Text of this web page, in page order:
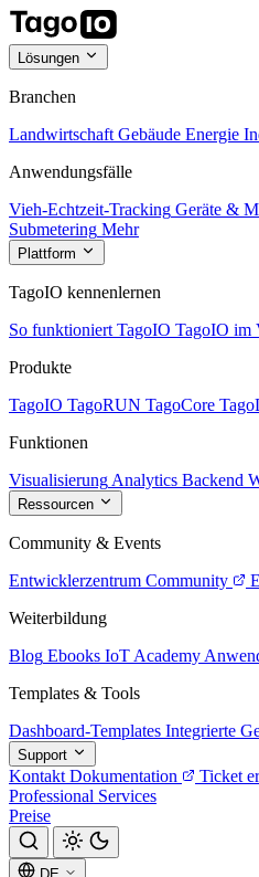
Lösungen
Branchen
Landwirtschaft Gebäude Energie
Anwendungsfälle
Vieh-Echtzeit-Tracking Geräte &
Submetering Mehr
Plattform
TagoIO kennenlernen
So funktioniert TagoIO TagoIO im
Produkte
TagoIO TagoRUN TagoCore
Funktionen
Visualisierung Analytics Backend
Ressourcen
Community & Events
Entwicklerzentrum Community
Weiterbildung
Blog Ebooks IoT Academy
Templates & Tools
Dashboard-Templates Integrierte
Support
Kontakt Dokumentation Ticket
Professional Services
Preise